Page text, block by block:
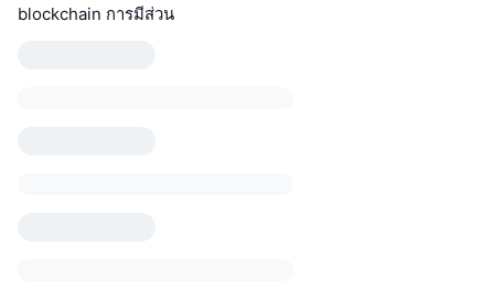
blockchain การมีส่วน